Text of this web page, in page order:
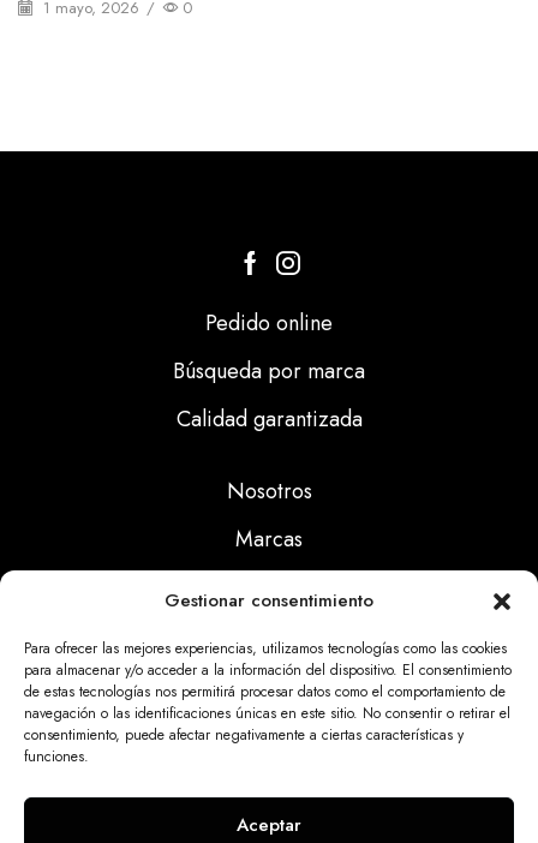
Gestionar consentimiento
Para ofrecer las mejores experiencias, utilizamos tecnologías como las cookies
para almacenar y/o acceder a la información del dispositivo. El consentimiento
de estas tecnologías nos permitirá procesar datos como el comportamiento de
navegación o las identificaciones únicas en este sitio. No consentir o retirar el
consentimiento, puede afectar negativamente a ciertas características y
funciones.
Aceptar
1 mayo, 2026 / 0
Pedido online
Búsqueda por marca
Calidad garantizada
Nosotros
Marcas
Noticias
Aviso Legal
Politicas Cookies